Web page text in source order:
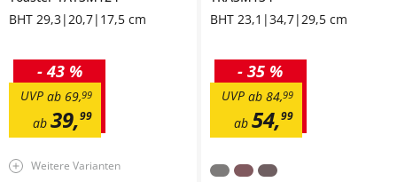
BHT 29,3|20,7|17,5 cm
ab 39,99
ab 69,99
UVP
- 43 %
Weitere Varianten
BHT 23,1|34,7|29,5 cm
ab 54,99
ab 84,99
UVP
- 35 %